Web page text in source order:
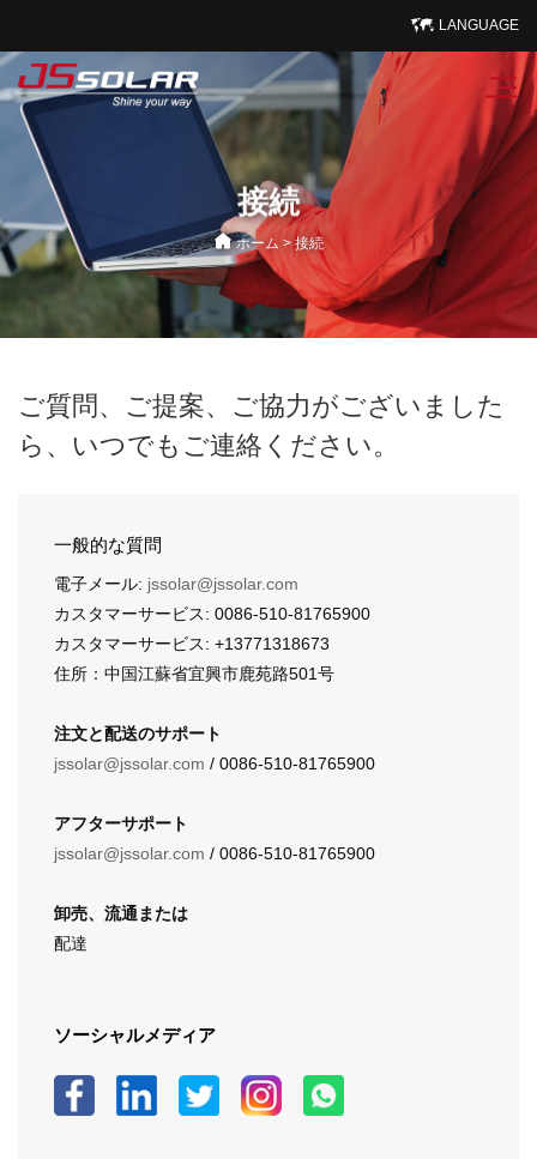
LANGUAGE
接続
ホーム > 接続
ご質問、ご提案、ご協力がございました
ら、いつでもご連絡ください。
一般的な質問
電子メール: jssolar@jssolar.com
カスタマーサービス: 0086-510-81765900
カスタマーサービス: +13771318673
住所：中国江蘇省宜興市鹿苑路501号
注文と配送のサポート
jssolar@jssolar.com / 0086-510-81765900
アフターサポート
jssolar@jssolar.com / 0086-510-81765900
卸売、流通または
配達
ソーシャルメディア